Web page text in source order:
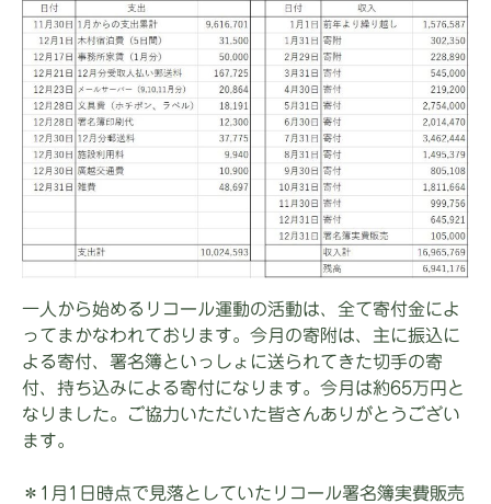
ッ
プ
一人から始めるリコール運動の活動は、全て寄付金によ
ってまかなわれております。今月の寄附は、主に振込に
よる寄付、署名簿といっしょに送られてきた切手の寄
付、持ち込みによる寄付になります。今月は約65万円と
なりました。ご協力いただいた皆さんありがとうござい
ます。
＊1月1日時点で見落としていたリコール署名簿実費販売